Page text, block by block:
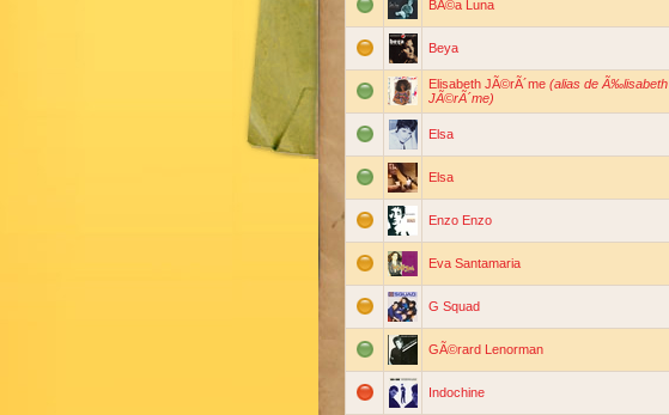
BÃ©a Luna
Beya
Elisabeth JÃ©rÃ´me (alias de Ã‰lisabeth
JÃ©rÃ´me)
Elsa
Elsa
Enzo Enzo
Eva Santamaria
G Squad
GÃ©rard Lenorman
Indochine